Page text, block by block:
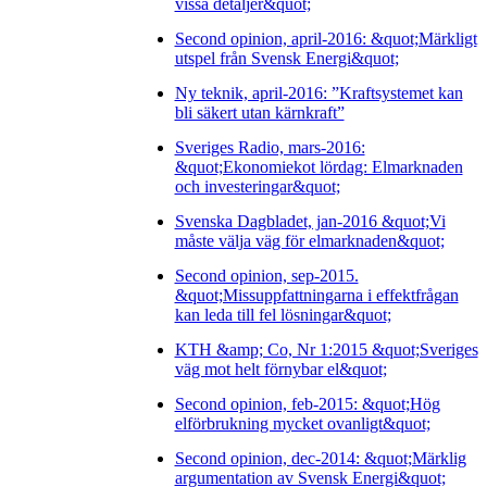
Second opinion, april-2016: &quot;Märkligt
utspel från Svensk Energi&quot;
Ny teknik, april-2016: ”Kraftsystemet kan
bli säkert utan kärnkraft”
Sveriges Radio, mars-2016:
&quot;Ekonomiekot lördag: Elmarknaden
och investeringar&quot;
Svenska Dagbladet, jan-2016 &quot;Vi
måste välja väg för elmarknaden&quot;
Second opinion, sep-2015.
&quot;Missuppfattningarna i effektfrågan
kan leda till fel lösningar&quot;
KTH &amp; Co, Nr 1:2015 &quot;Sveriges
väg mot helt förnybar el&quot;
Second opinion, feb-2015: &quot;Hög
elförbrukning mycket ovanligt&quot;
Second opinion, dec-2014: &quot;Märklig
argumentation av Svensk Energi&quot;